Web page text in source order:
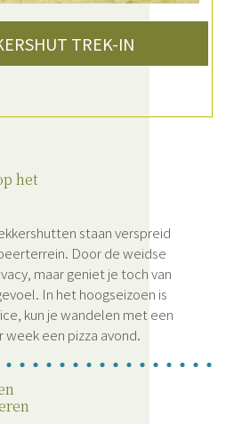
TREK-IN
het
staan verspreid
Door de weidse
maar geniet je toch van
In het hoogseizoen is
kun je wandelen met een
week een pizza avond.